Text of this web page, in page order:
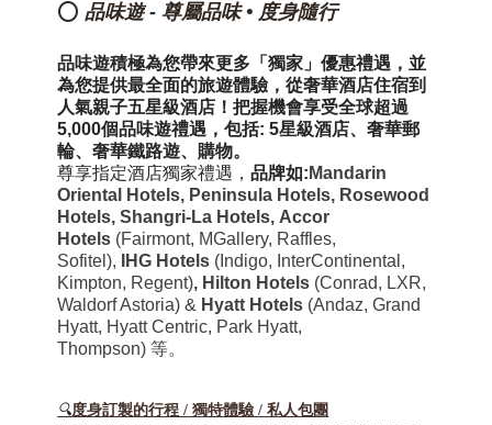
⭕ 品味遊-尊屬品味 • 度身隨行
品味遊積極為您帶來更多「獨家」優惠禮遇，並
為您提供最全面的旅遊體驗 ，從奢華酒店住宿到
人氣親子五星級酒店 ！把握機會享受全球超過
5,000個品味遊禮遇，包括: 5星級酒店、奢華郵
輪、奢華鐵路遊、購物。
尊享指定酒店獨家禮遇，品牌如: Mandarin
Oriental Hotels, Peninsula Hotels, Rosewood
Hotels, Shangri-La Hotels, Accor
Hotels (Fairmont, MGallery, Raffles,
Sofitel), IHG Hotels (Indigo, InterContinental,
Kimpton, Regent), Hilton Hotels (Conrad, LXR,
Waldorf Astoria) & Hyatt Hotels (Andaz, Grand
Hyatt, Hyatt Centric, Park Hyatt,
Thompson) 等。
🔍度身訂製的行程 / 獨特體驗 / 私人包團